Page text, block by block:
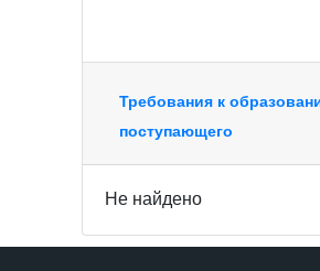
Требования к
поступающего
Не найдено